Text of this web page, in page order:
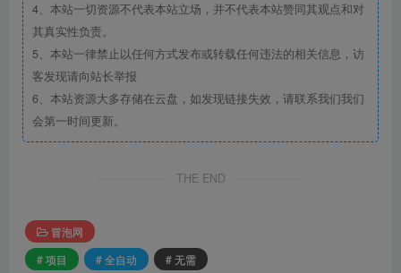
4、本站一切资源不代表本站立场，并不代表本站赞同其观点和对
其真实性负责。
5、本站一律禁止以任何方式发布或转载任何违法的相关信息，访
客发现请向站长举报
6、本站资源大多存储在云盘，如发现链接失效，请联系我们我们
会第一时间更新。
THE END
冒泡网
# 项目
# 全自动 # 无需